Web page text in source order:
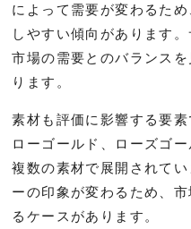
によって需要が変わるた
しやすい傾向があります
市場の需要とのバランス
ります。
素材も評価に影響する要
ローゴールド、ローズゴ
複数の素材で展開されて
ーの印象が変わるため、
るケースがあります。